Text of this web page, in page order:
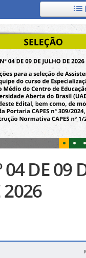
04 DE 09
2026